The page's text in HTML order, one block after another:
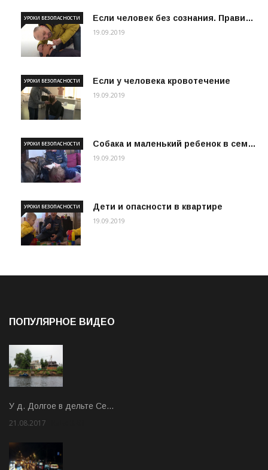
Если человек без сознания. Прави…
УРОКИ БЕЗОПАСНОСТИ
19.09.2019
Если у человека кровотечение
УРОКИ БЕЗОПАСНОСТИ
19.09.2019
Собака и маленький ребенок в сем…
УРОКИ БЕЗОПАСНОСТИ
19.09.2019
Дети и опасности в квартире
УРОКИ БЕЗОПАСНОСТИ
19.09.2019
ПОПУЛЯРНОЕ ВИДЕО
У д. Долгое в дельте Се…
21.08.2017